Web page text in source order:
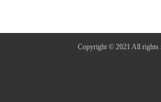
Copyright © 2021 All